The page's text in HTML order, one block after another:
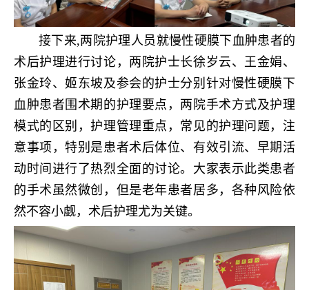
接下来,两院护理人员就慢性硬膜下血肿患者的
术后护理进行讨论，两院护士长徐岁云、王金娟、
张金玲、姬东坡及参会的护士分别针对慢性硬膜下
血肿患者围术期的护理要点，两院手术方式及护理
模式的区别，护理管理重点，常见的护理问题，注
意事项，特别是患者术后体位、有效引流、早期活
动时间进行了热烈全面的讨论。大家表示此类患者
的手术虽然微创，但是老年患者居多，各种风险依
然不容小觑，术后护理尤为关键。